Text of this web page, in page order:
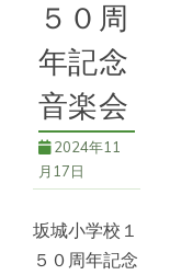
続きを読む
58号,アート
５０周
年記念
音楽会
2024年11
月17日
坂城小学校１
５０周年記念